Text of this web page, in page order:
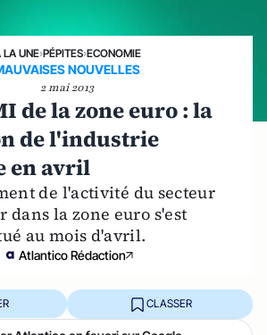
LA UNE›PÉPITES›ECONOMIE
NOUVELLES
2 mai 2013
de la zone euro : la
de l'industrie
en avril
de l'activité du secteur
la zone euro s'est
au mois d'avril.
Atlantico Rédaction
CLASSER